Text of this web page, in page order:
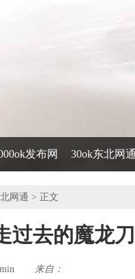
发布网 30ok东北网
网通 > 正文
过去的魔龙
来自：